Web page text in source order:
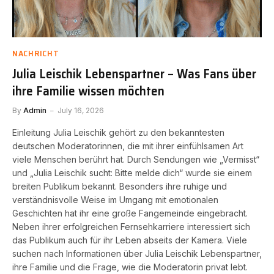
NACHRICHT
Julia Leischik Lebenspartner – Was Fans über
ihre Familie wissen möchten
By Admin July 16, 2026
Einleitung Julia Leischik gehört zu den bekanntesten
deutschen Moderatorinnen, die mit ihrer einfühlsamen Art
viele Menschen berührt hat. Durch Sendungen wie „Vermisst“
und „Julia Leischik sucht: Bitte melde dich“ wurde sie einem
breiten Publikum bekannt. Besonders ihre ruhige und
verständnisvolle Weise im Umgang mit emotionalen
Geschichten hat ihr eine große Fangemeinde eingebracht.
Neben ihrer erfolgreichen Fernsehkarriere interessiert sich
das Publikum auch für ihr Leben abseits der Kamera. Viele
suchen nach Informationen über Julia Leischik Lebenspartner,
ihre Familie und die Frage, wie die Moderatorin privat lebt.